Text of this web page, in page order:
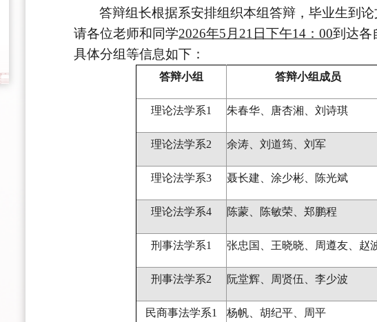
答辩组长根据系安排组织本组答辩，毕业生到
请各位老师和同学2026年5月21 日下午14：00到达各
具体分组等信息如下：
答辩小组 答辩小组成员
理论法学系1 朱春华、唐杏湘、刘诗琪
理论法学系2 余涛、刘道筠、刘军
理论法学系3 聂长建、涂少彬、陈光斌
理论法学系4 陈蒙、陈敏荣、郑鹏程
刑事法学系1 张忠国、王晓晓、周遵友、赵
刑事法学系2 阮堂辉、周贤伍、李少波
民商事法学系1 杨帆、胡纪平、周平